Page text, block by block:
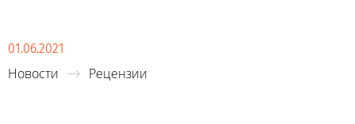
01.06.2021
Новости Рецензии